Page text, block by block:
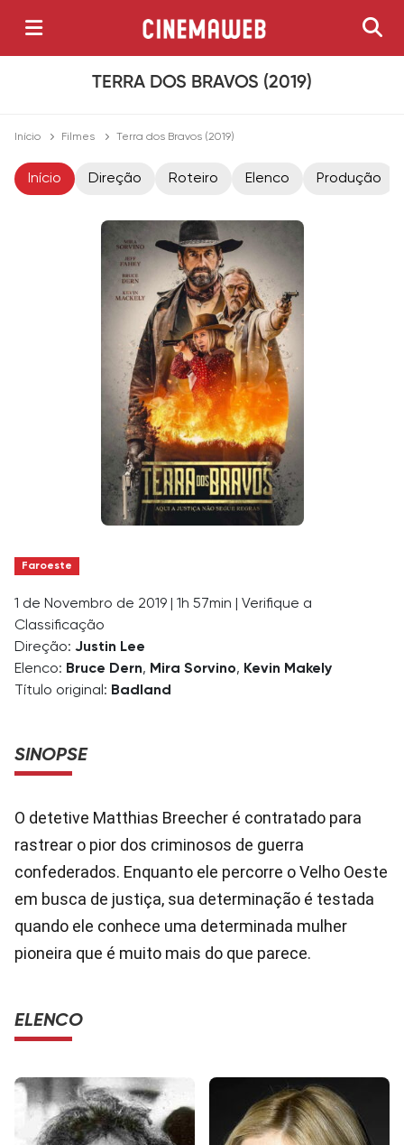
TERRA DOS BRAVOS (2019)
Início Filmes Terra dos Bravos (2019)
Início Direção Roteiro Elenco Produção
Faroeste
1 de Novembro de 2019 1h 57min
Verifique a
Classificação
Direção: Justin Lee
Elenco: Bruce Dern, Mira Sorvino, Kevin Makely
Título original: Badland
SINOPSE
O detetive Matthias Breecher é contratado para
rastrear o pior dos criminosos de guerra
confederados. Enquanto ele percorre o Velho Oeste
em busca de justiça, sua determinação é testada
quando ele conhece uma determinada mulher
pioneira que é muito mais do que parece.
ELENCO